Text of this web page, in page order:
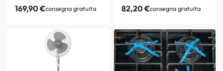
169,90€consegna gratuita
82,20€consegna gratuita